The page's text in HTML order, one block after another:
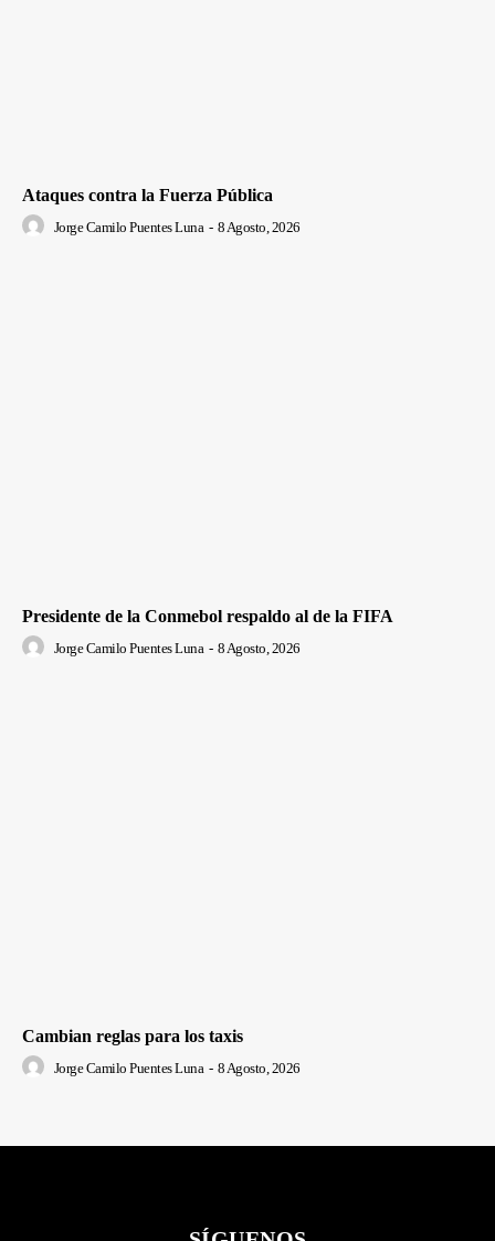
Ataques contra la Fuerza Pública
Jorge Camilo Puentes Luna - 8 Agosto, 2026
Presidente de la Conmebol respaldo al de la FIFA
Jorge Camilo Puentes Luna - 8 Agosto, 2026
Cambian reglas para los taxis
Jorge Camilo Puentes Luna - 8 Agosto, 2026